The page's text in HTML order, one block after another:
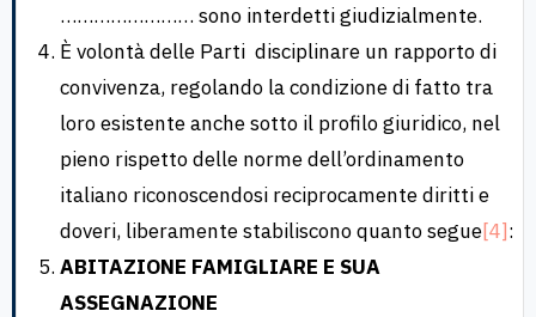
…………………… sono interdetti giudizialmente.
È volontà delle Parti disciplinare un rapporto di
convivenza, regolando la condizione di fatto tra
loro esistente anche sotto il profilo giuridico, nel
pieno rispetto delle norme dell’ordinamento
italiano riconoscendosi reciprocamente diritti e
doveri, liberamente stabiliscono quanto segue[4]:
ABITAZIONE FAMIGLIARE E SUA
ASSEGNAZIONE